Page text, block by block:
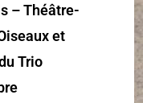
– Théâtre-
et
Trio